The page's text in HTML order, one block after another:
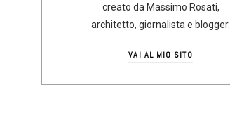
creato da Massimo Rosati,
architetto, giornalista e blogger.
VAI AL MIO SITO